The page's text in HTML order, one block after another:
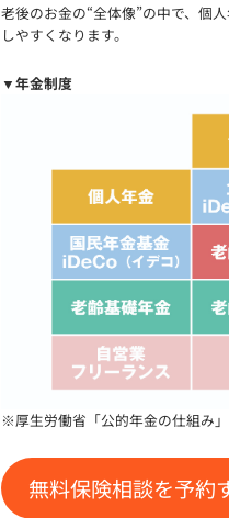
老後のお金の“全体像”の中で、個
しやすくなります。
▼年金制度
※厚生労働省「公的年金の仕組み
無料保険相談を予約